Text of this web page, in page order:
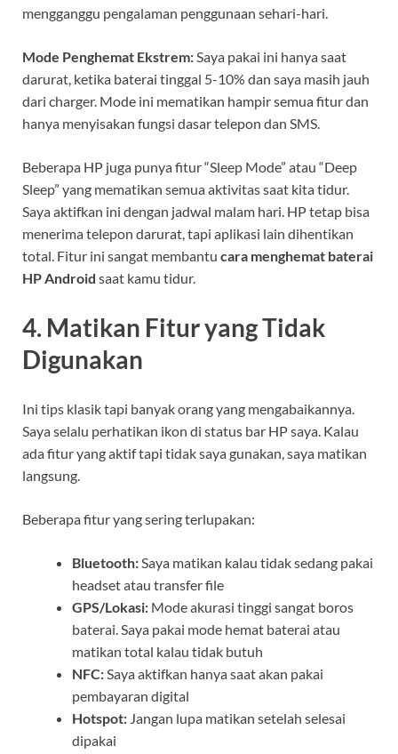
mengganggu pengalaman penggunaan sehari-hari.
Mode Penghemat Ekstrem: Saya pakai ini hanya saat
darurat, ketika baterai tinggal 5-10% dan saya masih jauh
dari charger. Mode ini mematikan hampir semua fitur dan
hanya menyisakan fungsi dasar telepon dan SMS.
Beberapa HP juga punya fitur “Sleep Mode” atau “Deep
Sleep” yang mematikan semua aktivitas saat kita tidur.
Saya aktifkan ini dengan jadwal malam hari. HP tetap bisa
menerima telepon darurat, tapi aplikasi lain dihentikan
total. Fitur ini sangat membantu cara menghemat baterai
HP Android saat kamu tidur.
4. Matikan Fitur yang Tidak
Digunakan
Ini tips klasik tapi banyak orang yang mengabaikannya.
Saya selalu perhatikan ikon di status bar HP saya. Kalau
ada fitur yang aktif tapi tidak saya gunakan, saya matikan
langsung.
Beberapa fitur yang sering terlupakan:
Bluetooth:Saya matikan kalau tidak sedang pakai
headset atau transfer file
GPS/Lokasi: Mode akurasi tinggi sangat boros
baterai. Saya pakai mode hemat baterai atau
matikan total kalau tidak butuh
NFC:Saya aktifkan hanya saat akan pakai
pembayaran digital
Hotspot: Jangan lupa matikan setelah selesai
dipakai